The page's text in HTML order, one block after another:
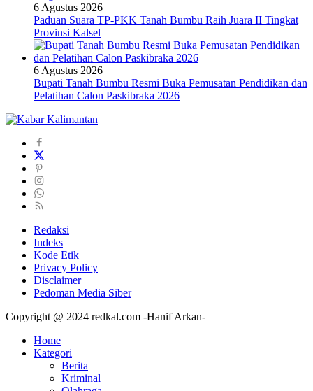
6 Agustus 2026
Paduan Suara TP-PKK Tanah Bumbu Raih Juara II Tingkat
Provinsi Kalsel
6 Agustus 2026
Bupati Tanah Bumbu Resmi Buka Pemusatan Pendidikan dan
Pelatihan Calon Paskibraka 2026
Redaksi
Indeks
Kode Etik
Privacy Policy
Disclaimer
Pedoman Media Siber
Copyright @ 2024 redkal.com -Hanif Arkan-
Home
Kategori
Berita
Kriminal